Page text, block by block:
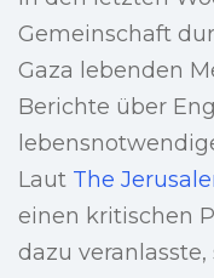
Gemeinschaft
Gaza lebenden
Berichte über
Laut The
einen kritischen
dazu